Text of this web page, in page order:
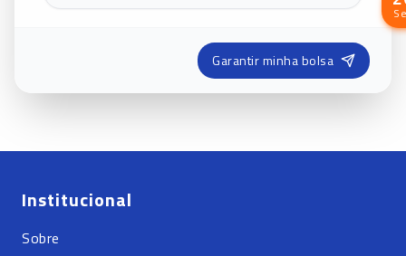
Garantir minha bolsa
Institucional
Sobre